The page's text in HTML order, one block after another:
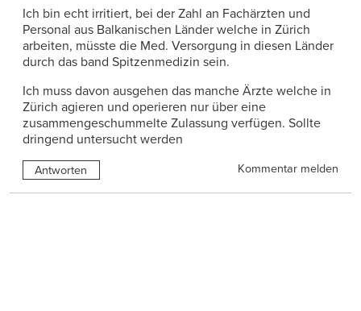
Ich bin echt irritiert, bei der Zahl an Fachärzten und
Personal aus Balkanischen Länder welche in Zürich
arbeiten, müsste die Med. Versorgung in diesen Länder
durch das band Spitzenmedizin sein.
Ich muss davon ausgehen das manche Ärzte welche in
Zürich agieren und operieren nur über eine
zusammengeschummelte Zulassung verfügen. Sollte
dringend untersucht werden
Antworten Kommentar melden